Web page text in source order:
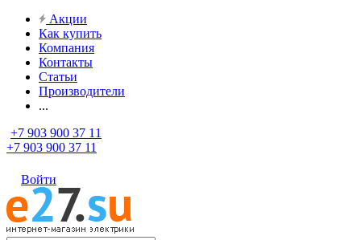
Акции
Как купить
Компания
Контакты
Статьи
Производители
...
+7 903 900 37 11
+7 903 900 37 11
Войти